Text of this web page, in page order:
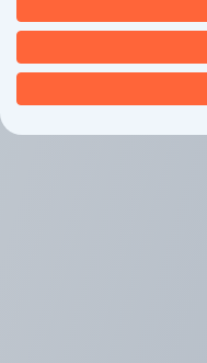
afgelopen twee